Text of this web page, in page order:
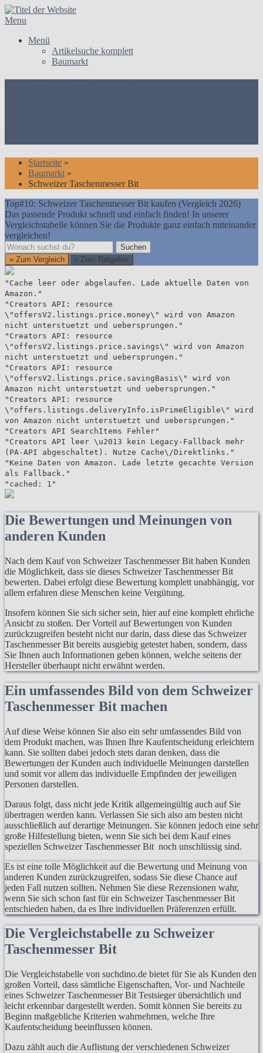
Skip
to
Menu
Menü
Artikelsuche komplett
Baumarkt
Startseite »
Baumarkt »
Schweizer Taschenmesser Bit
Top#10: Schweizer Taschenmesser Bit kaufen (Vergleich 2026)
Das passende Produkt schnell und einfach finden! In unserer
Vergleichstabelle können Sie die Produkte ganz einfach miteinander
vergleichen!
Suchen
Suchen
» Zum Vergleich
» Zum Ratgeber
"Cache leer oder abgelaufen. Lade aktuelle Daten von
Amazon."
"Creators API: resource
\"offersV2.listings.price.money\" wird von Amazon
nicht unterstuetzt und uebersprungen."
"Creators API: resource
\"offersV2.listings.price.savings\" wird von Amazon
nicht unterstuetzt und uebersprungen."
"Creators API: resource
\"offersV2.listings.price.savingBasis\" wird von
Amazon nicht unterstuetzt und uebersprungen."
"Creators API: resource
\"offers.listings.deliveryInfo.isPrimeEligible\" wird
von Amazon nicht unterstuetzt und uebersprungen."
"Creators API SearchItems Fehler"
"Creators API leer \u2013 kein Legacy-Fallback mehr
(PA-API abgeschaltet). Nutze Cache\/Direktlinks."
"Keine Daten von Amazon. Lade letzte gecachte Version
als Fallback."
"cached: 1"
Die Bewertungen und Meinungen von
anderen Kunden
Nach dem Kauf von Schweizer Taschenmesser Bit haben Kunden
die Möglichkeit, dass sie dieses Schweizer Taschenmesser Bit
bewerten. Dabei erfolgt diese Bewertung komplett unabhängig, vor
allem erfahren diese Menschen keine Vergütung.
Insofern können Sie sich sicher sein, hier auf eine komplett ehrliche
Ansicht zu stoßen. Der Vorteil auf Bewertungen von Kunden
zurückzugreifen besteht nicht nur darin, dass diese das Schweizer
Taschenmesser Bit bereits ausgiebig getestet haben, sondern, dass
Sie Ihnen auch Informationen geben können, welche seitens der
Hersteller überhaupt nicht erwähnt werden.
Ein umfassendes Bild von dem Schweizer
Taschenmesser Bit machen
Auf diese Weise können Sie also ein sehr umfassendes Bild von
dem Produkt machen, was Ihnen Ihre Kaufentscheidung erleichtern
kann. Sie sollten dabei jedoch stets daran denken, dass die
Bewertungen der Kunden auch individuelle Meinungen darstellen
und somit vor allem das individuelle Empfinden der jeweiligen
Personen darstellen.
Daraus folgt, dass nicht jede Kritik allgemeingültig auch auf Sie
übertragen werden kann. Verlassen Sie sich also am besten nicht
ausschließlich auf derartige Meinungen. Sie können jedoch eine sehr
große Hilfestellung bieten, wenn Sie sich bei dem Kauf eines
speziellen Schweizer Taschenmesser Bit noch unschlüssig sind.
Es ist eine tolle Möglichkeit auf die Bewertung und Meinung von
anderen Kunden zurückzugreifen, sodass Sie diese Chance auf
jeden Fall nutzen sollten. Nehmen Sie diese Rezensionen wahr,
wenn Sie sich schon fast für ein Schweizer Taschenmesser Bit
entschieden haben, da es Ihre individuellen Präferenzen erfüllt.
Die Vergleichstabelle zu Schweizer
Taschenmesser Bit
Die Vergleichstabelle von suchdino.de bietet für Sie als Kunden den
großen Vorteil, dass sämtliche Eigenschaften, Vor- und Nachteile
eines Schweizer Taschenmesser Bit Testsieger übersichtlich und
leicht erkennbar dargestellt werden. Somit können Sie bereits zu
Beginn maßgebliche Kriterien wahrnehmen, welche Ihre
Kaufentscheidung beeinflussen können.
Dazu zählt auch die Auflistung der verschiedenen Schweizer